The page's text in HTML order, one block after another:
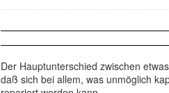
Der Hauptunterschied zwischen
daß sich bei allem, was unmöglich